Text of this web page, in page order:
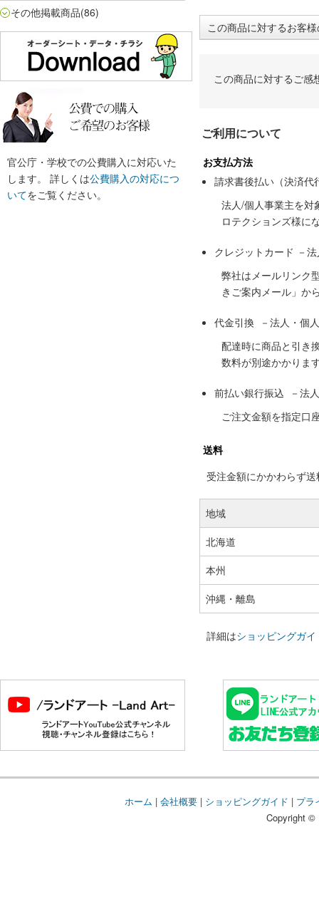
その他掲載商品(86)
官公庁・学校での公費購入に対応いた
します。 詳しくは公費購入の対応につ
いてをご覧ください。
この商品に対するお客
この商品に対するご感
ご利用について
お支払方法
請求書後払い（決済代
法人/個人事業主を対
ロテクションズ様に
クレジットカード －
弊社はメールリンク
きご案内メール」か
代金引換 －法人・個
配達時に商品と引き
数料が別途かかりま
前払い銀行振込 －法
ご注文金額を指定口
送料
受注金額にかかわらず
地域
北海道
本州
沖縄・離島
詳細はショッピングガイ
ホーム | 会社概要| ショッピングガイド | プラ
Copyright ©